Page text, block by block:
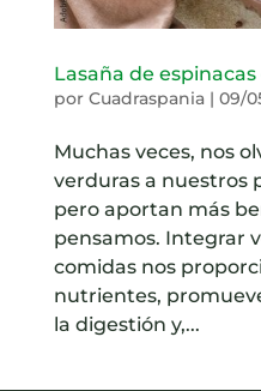
Lasaña de
por Cuadraspania| 09/
Muchas veces, nos
verduras a nuestros
pero aportan más
pensamos. Integrar
comidas nos
nutrientes,
la digestión y,...